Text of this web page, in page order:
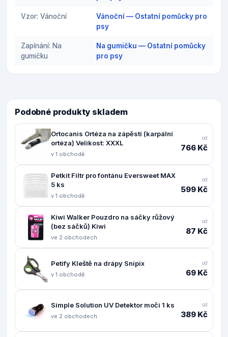
Vzor: Vánoční
Vánoční — Ostatní pomůcky pro
psy
Zapínání: Na
gumičku
Na gumičku — Ostatní pomůcky
pro psy
Podobné produkty skladem
Ortocanis Ortéza na zápěstí (karpální
ortéza) Velikost: XXXL
v 1 obchodě
od
766 Kč
Petkit Filtr pro fontánu Eversweet MAX
5 ks
v 1 obchodě
od
599 Kč
Kiwi Walker Pouzdro na sáčky růžový
(bez sáčků) Kiwi
ve 2 obchodech
od
87 Kč
Petify Kleště na drápy Snipix
v 1 obchodě
od
69 Kč
Simple Solution UV Detektor moči 1 ks
ve 2 obchodech
od
389 Kč